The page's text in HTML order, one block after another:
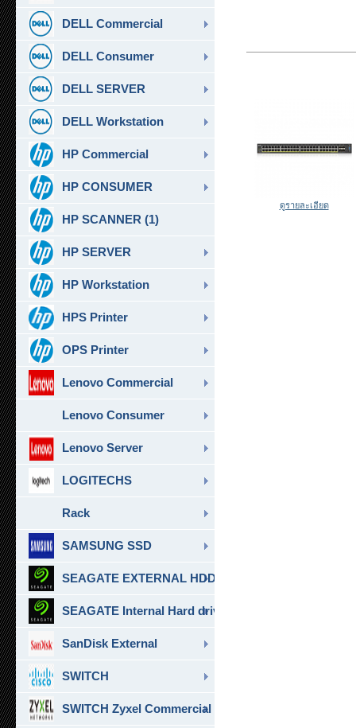
ดูรายละเอียด
DELL Commercial
DELL Consumer
DELL SERVER
DELL Workstation
HP Commercial
HP CONSUMER
HP SCANNER (1)
HP SERVER
HP Workstation
HPS Printer
OPS Printer
Lenovo Commercial
Lenovo Consumer
Lenovo Server
LOGITECHS
Rack
SAMSUNG SSD
SEAGATE EXTERNAL HDD & SSD
SEAGATE Internal Hard drive
SanDisk External
SWITCH
SWITCH Zyxel Commercial